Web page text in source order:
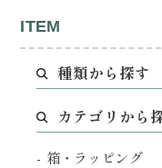
ITEM
種類から探す
カテゴリから
箱・ラッピング